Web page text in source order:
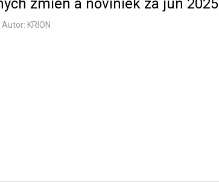
Autor: KRION